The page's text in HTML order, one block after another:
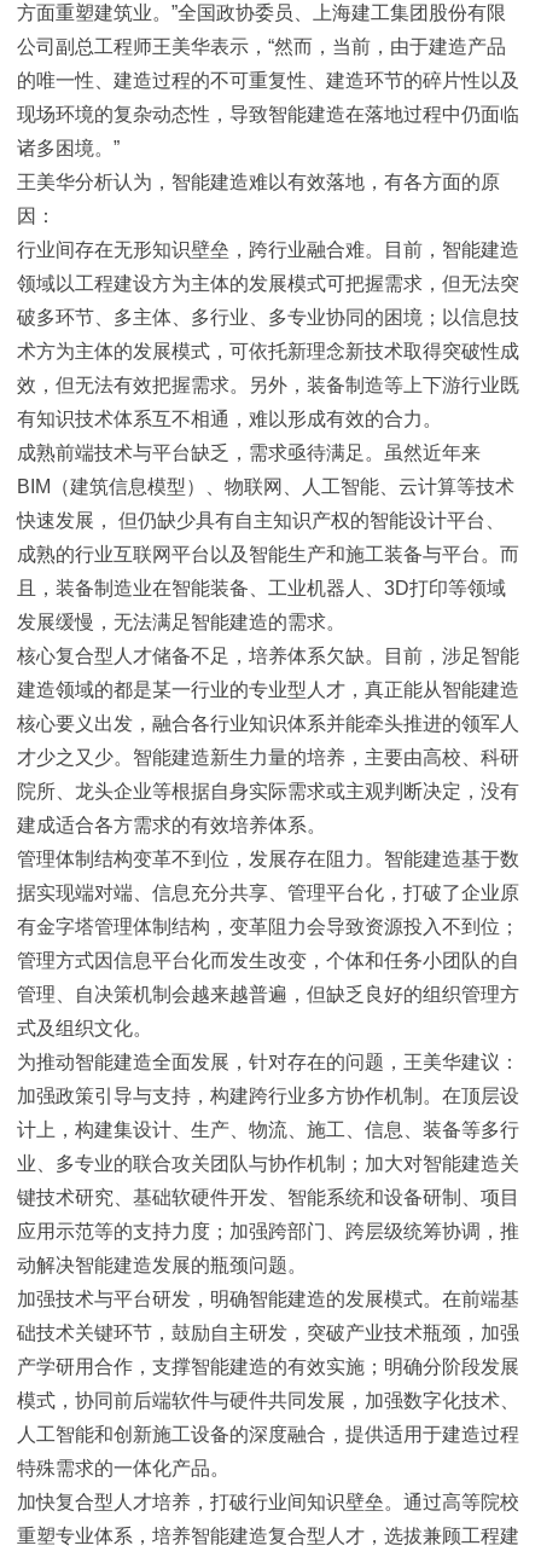
方面重塑建筑业。”全国政协委员、上海建工集团股份有限
公司副总工程师王美华表示，“然而，当前，由于建造产品
的唯一性、建造过程的不可重复性、建造环节的碎片性以及
现场环境的复杂动态性，导致智能建造在落地过程中仍面临
诸多困境。”
王美华分析认为，智能建造难以有效落地，有各方面的原
因：
行业间存在无形知识壁垒，跨行业融合难。目前，智能建造
领域以工程建设方为主体的发展模式可把握需求，但无法突
破多环节、多主体、多行业、多专业协同的困境；以信息技
术方为主体的发展模式，可依托新理念新技术取得突破性成
效，但无法有效把握需求。另外，装备制造等上下游行业既
有知识技术体系互不相通，难以形成有效的合力。
成熟前端技术与平台缺乏，需求亟待满足。虽然近年来
BIM（建筑信息模型）、物联网、人工智能、云计算等技术
快速发展， 但仍缺少具有自主知识产权的智能设计平台、
成熟的行业互联网平台以及智能生产和施工装备与平台。而
且，装备制造业在智能装备、工业机器人、3D打印等领域
发展缓慢，无法满足智能建造的需求。
核心复合型人才储备不足，培养体系欠缺。目前，涉足智能
建造领域的都是某一行业的专业型人才，真正能从智能建造
核心要义出发，融合各行业知识体系并能牵头推进的领军人
才少之又少。智能建造新生力量的培养，主要由高校、科研
院所、龙头企业等根据自身实际需求或主观判断决定，没有
建成适合各方需求的有效培养体系。
管理体制结构变革不到位，发展存在阻力。智能建造基于数
据实现端对端、信息充分共享、管理平台化，打破了企业原
有金字塔管理体制结构，变革阻力会导致资源投入不到位；
管理方式因信息平台化而发生改变，个体和任务小团队的自
管理、自决策机制会越来越普遍，但缺乏良好的组织管理方
式及组织文化。
为推动智能建造全面发展，针对存在的问题，王美华建议：
加强政策引导与支持，构建跨行业多方协作机制。在顶层设
计上，构建集设计、生产、物流、施工、信息、装备等多行
业、多专业的联合攻关团队与协作机制；加大对智能建造关
键技术研究、基础软硬件开发、智能系统和设备研制、项目
应用示范等的支持力度；加强跨部门、跨层级统筹协调，推
动解决智能建造发展的瓶颈问题。
加强技术与平台研发，明确智能建造的发展模式。在前端基
础技术关键环节，鼓励自主研发，突破产业技术瓶颈，加强
产学研用合作，支撑智能建造的有效实施；明确分阶段发展
模式，协同前后端软件与硬件共同发展，加强数字化技术、
人工智能和创新施工设备的深度融合，提供适用于建造过程
特殊需求的一体化产品。
加快复合型人才培养，打破行业间知识壁垒。通过高等院校
重塑专业体系，培养智能建造复合型人才，选拔兼顾工程建